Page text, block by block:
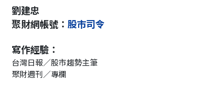
劉建忠
聚財網帳號： 股市司令
寫作經驗：
台灣日報／股市趨勢主筆
聚財週刊／專欄